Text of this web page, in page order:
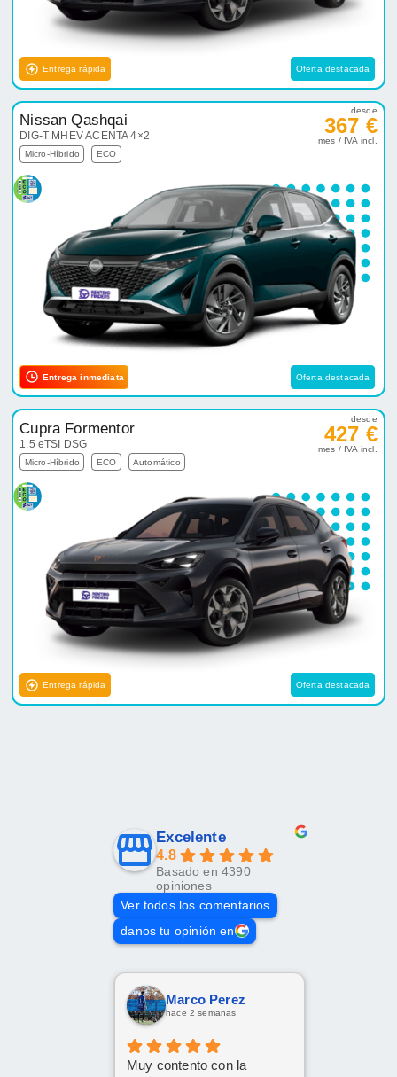
Entrega rápida Oferta destacada
Nissan Qashqai
DIG-T MHEV ACENTA 4×2
Micro-Híbrido ECO
desde
367 €
mes / IVA incl.
Entrega inmediata Oferta destacada
Cupra Formentor
1.5 eTSI DSG
Micro-Híbrido ECO Automático
desde
427 €
mes / IVA incl.
Entrega rápida Oferta destacada
Excelente
4.8
Basado en 4390
opiniones
Ver todos los comentarios
danos tu opinión en
Marco Perez
hace 2 semanas
Muy contento con la